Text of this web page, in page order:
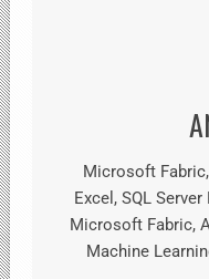
Microsoft
Excel, SQL
Microsoft Fabric,
Machine